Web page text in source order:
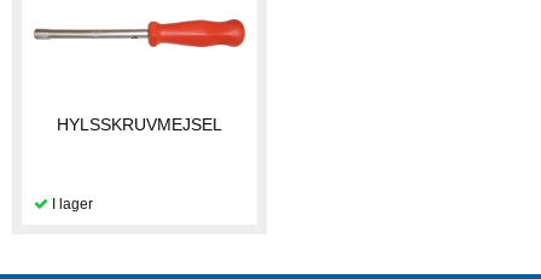
HYLSSKRUVMEJSEL